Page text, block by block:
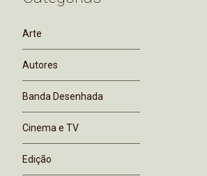
Arte
Autores
Banda Desenhada
Cinema e TV
Edição